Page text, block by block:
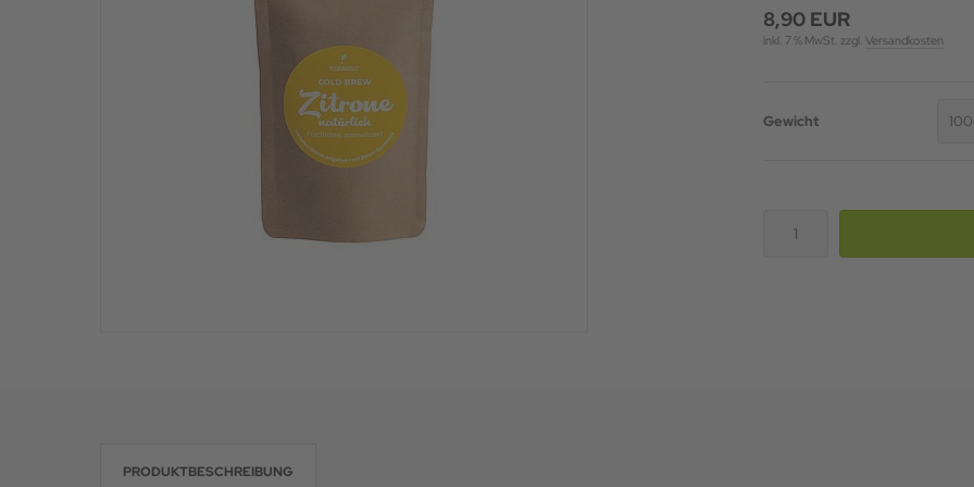
8,90 EUR
inkl. 7 % MwSt. zzgl. Versandkosten
Gewicht
PRODUKTBESCHREIBUNG